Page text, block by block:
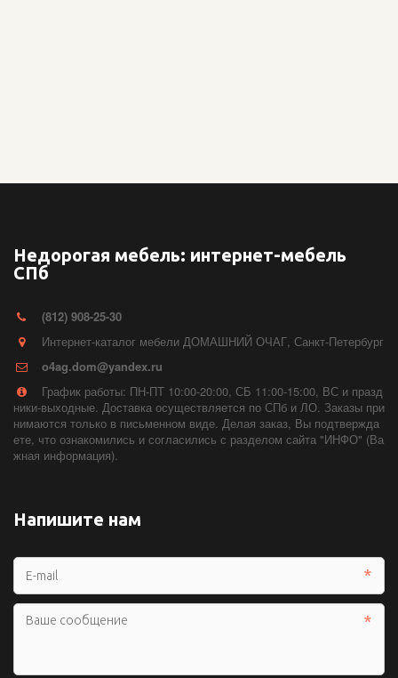
Недорогая мебель: интернет-мебель
СПб
(812) 908-25-30
Интернет-каталог мебели ДОМАШНИЙ ОЧАГ, Санкт-Петербург
o4ag.dom@yandex.ru
График работы: ПН-ПТ 10:00-20:00, СБ 11:00-15:00, ВС и празд
ники-выходные. Доставка осуществляется по СПб и ЛО. Заказы при
нимаются только в письменном виде. Делая заказ, Вы подтвержда
ете, что ознакомились и согласились с разделом сайта "ИНФО" (Ва
жная информация).
Напишите нам
*
*